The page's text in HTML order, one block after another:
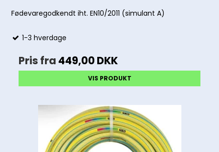
Fødevaregodkendt iht. EN10/2011 (simulant A)
1-3 hverdage
Pris fra 449,00 DKK
VIS PRODUKT